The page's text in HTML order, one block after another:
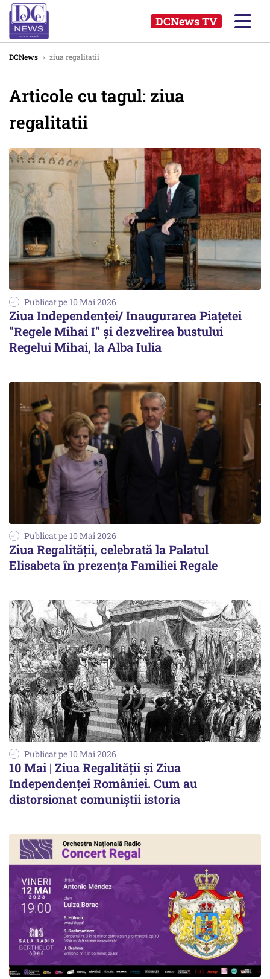
DCNews TV
DCNews › ziua regalitatii
Articole cu tagul: ziua
regalitatii
Publicat pe 10 Mai 2026
Ziua Independenţei/ Inaugurarea Piaţetei
"Regele Mihai I" şi dezvelirea bustului
Regelui Mihai, la Alba Iulia
Publicat pe 10 Mai 2026
Ziua Regalității, celebrată la Palatul
Elisabeta în prezența Familiei Regale
Publicat pe 10 Mai 2026
10 Mai | Ziua Regalității și Ziua
Independenței României. Cum au
distorsionat comuniștii istoria